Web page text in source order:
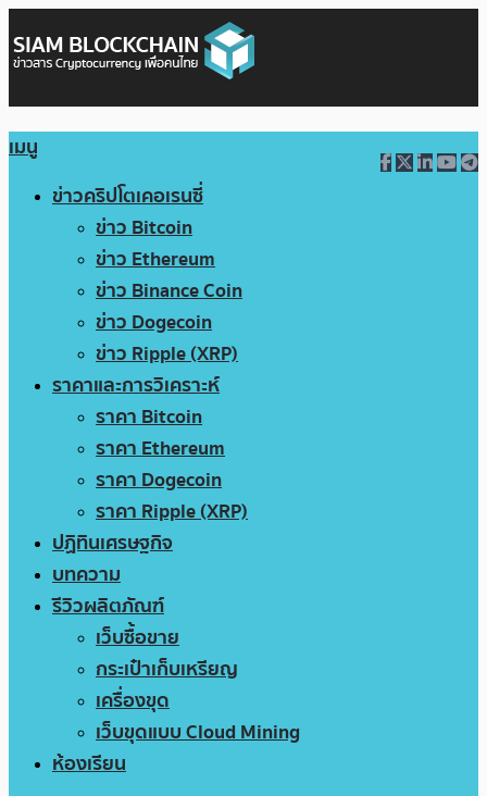
เมนู
ข่าวคริปโตเคอเรนซี่
ข่าว Bitcoin
ข่าว Ethereum
ข่าว Binance Coin
ข่าว Dogecoin
ข่าว Ripple (XRP)
ราคาและการวิเคราะห์
ราคา Bitcoin
ราคา Ethereum
ราคา Dogecoin
ราคา Ripple (XRP)
ปฏิทินเศรษฐกิจ
บทความ
รีวิวผลิตภัณฑ์
เว็บซื้อขาย
กระเป๋าเก็บเหรียญ
เครื่องขุด
เว็บขุดแบบ Cloud Mining
ห้องเรียน